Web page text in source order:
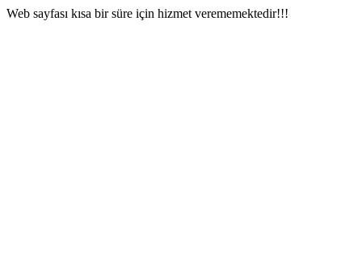
Web sayfası kısa bir süre için hizmet verememektedir!!!